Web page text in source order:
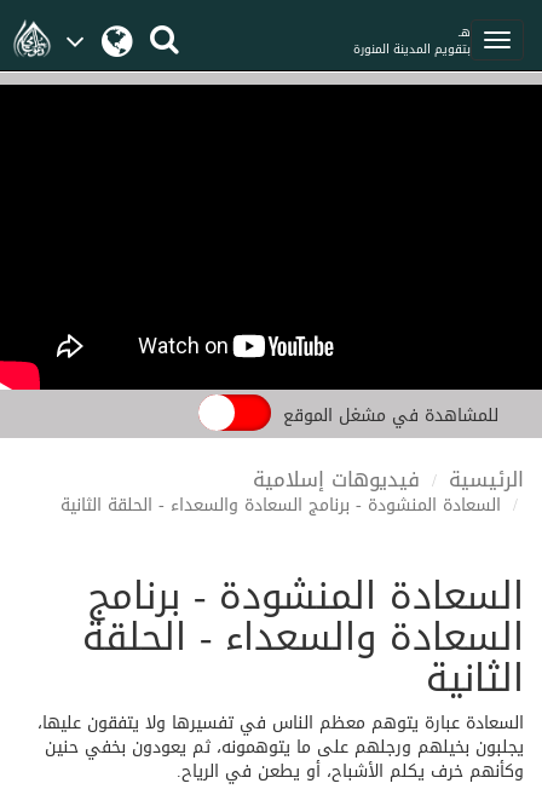
هـ
بتقويم المدينة المنورة
للمشاهدة في مشغل الموقع
الرئيسية فيديوهات إسلامية
السعادة المنشودة - برنامج السعادة والسعداء - الحلقة الثانية
السعادة المنشودة - برنامج
السعادة والسعداء - الحلقة
الثانية
السعادة عبارة يتوهم معظم الناس في تفسيرها ولا يتفقون عليها،
يجلبون بخيلهم ورجلهم على ما يتوهمونه، ثم يعودون بخفي حنين
وكأنهم خرف يكلم الأشباح، أو يطعن في الرياح.